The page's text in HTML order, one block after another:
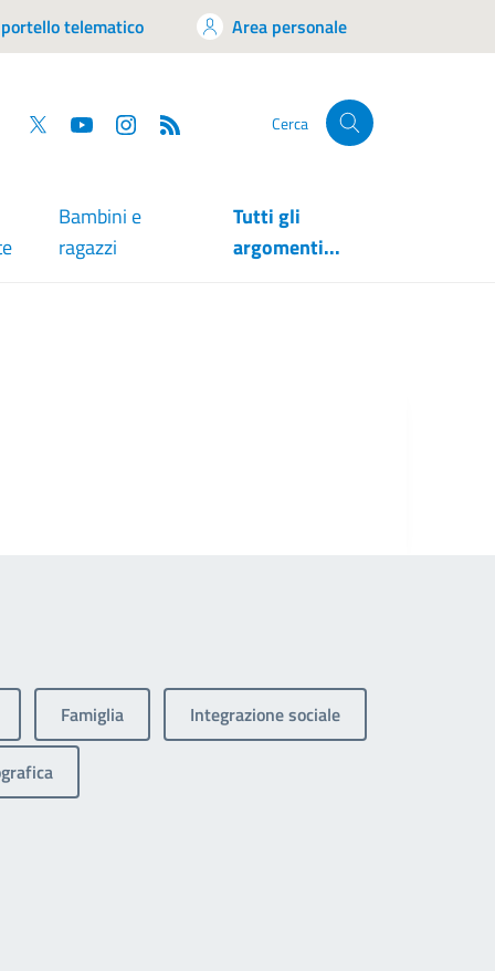
telematico Area personale
Facebook
Twitter YouTube Cerca
Bambini e
ragazzi
Tutti gli
argomenti...
Famiglia Integrazione sociale